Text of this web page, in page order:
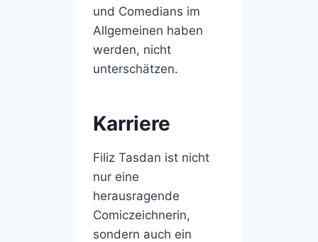
und Comedians im
Allgemeinen haben
werden, nicht
unterschätzen.
Karriere
Filiz Tasdan ist nicht
nur eine
herausragende
Comiczeichnerin,
sondern auch ein